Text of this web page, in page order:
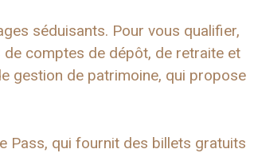
séduisants. Pour vous qualifier,
comptes de dépôt, de retraite et
gestion de patrimoine, qui propose
Pass, qui fournit des billets gratuits